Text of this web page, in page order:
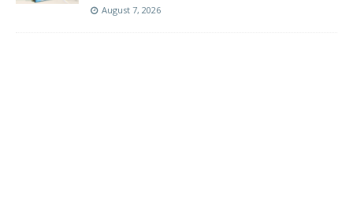
August 7, 2026